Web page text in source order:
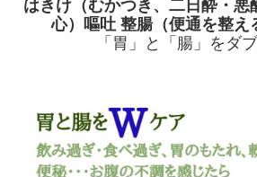
はきけ（むかつき、二日酔・悪
心）嘔吐 整腸（便通を整え
「胃」と「腸」をダ